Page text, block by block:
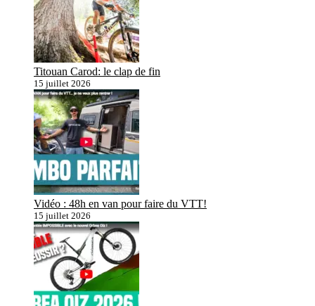
Titouan Carod: le clap de fin
15 juillet 2026
Vidéo : 48h en van pour faire du VTT!
15 juillet 2026